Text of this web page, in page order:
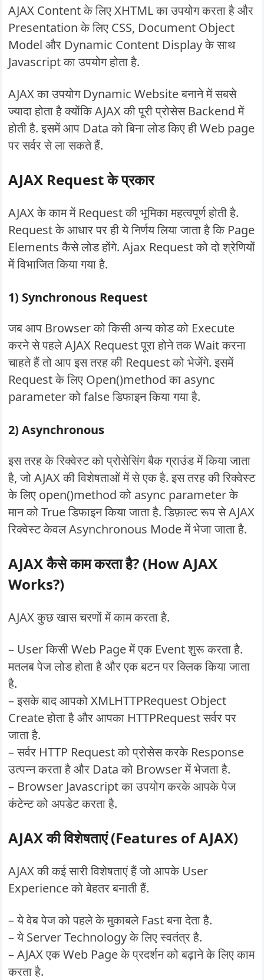
AJAX Content के लिए XHTML का उपयोग करता है और
Presentation के लिए CSS, Document Object
Model और Dynamic Content Display के साथ
Javascript का उपयोग होता है.
AJAX का उपयोग Dynamic Website बनाने में सबसे
ज्यादा होता है क्योंकि AJAX की पूरी प्रोसेस Backend में
होती है. इसमें आप Data को बिना लोड किए ही Web page
पर सर्वर से ला सकते हैं.
AJAX Request के प्रकार
AJAX के काम में Request की भूमिका महत्वपूर्ण होती है.
Request के आधार पर ही ये निर्णय लिया जाता है कि Page
Elements कैसे लोड होंगे. Ajax Request को दो श्रेणियों
में विभाजित किया गया है.
1) Synchronous Request
जब आप Browser को किसी अन्य कोड को Execute
करने से पहले AJAX Request पूरा होने तक Wait करना
चाहते हैं तो आप इस तरह की Request को भेजेंगे. इसमें
Request के लिए Open()method का async
parameter को false डिफाइन किया गया है.
2) Asynchronous
इस तरह के रिक्वेस्ट को प्रोसेसिंग बैक ग्राउंड में किया जाता
है, जो AJAX की विशेषताओं में से एक है. इस तरह की रिक्वेस्ट
के लिए open()method को async parameter के
मान को True डिफाइन किया जाता है. डिफ़ाल्ट रूप से AJAX
रिक्वेस्ट केवल Asynchronous Mode में भेजा जाता है.
AJAX कैसे काम करता है? (How AJAX
Works?)
AJAX कुछ खास चरणों में काम करता है.
– User किसी Web Page में एक Event शुरू करता है.
मतलब पेज लोड होता है और एक बटन पर क्लिक किया जाता
है.
– इसके बाद आपको XMLHTTPRequest Object
Create होता है और आपका HTTPRequest सर्वर पर
जाता है.
– सर्वर HTTP Request को प्रोसेस करके Response
उत्पन्न करता है और Data को Browser में भेजता है.
– Browser Javascript का उपयोग करके आपके पेज
कंटेन्ट को अपडेट करता है.
AJAX की विशेषताएं (Features of AJAX)
AJAX की कई सारी विशेषताएं हैं जो आपके User
Experience को बेहतर बनाती हैं.
– ये वेब पेज को पहले के मुकाबले Fast बना देता है.
– ये Server Technology के लिए स्वतंत्र है.
– AJAX एक Web Page के प्रदर्शन को बढ़ाने के लिए काम
करता है.